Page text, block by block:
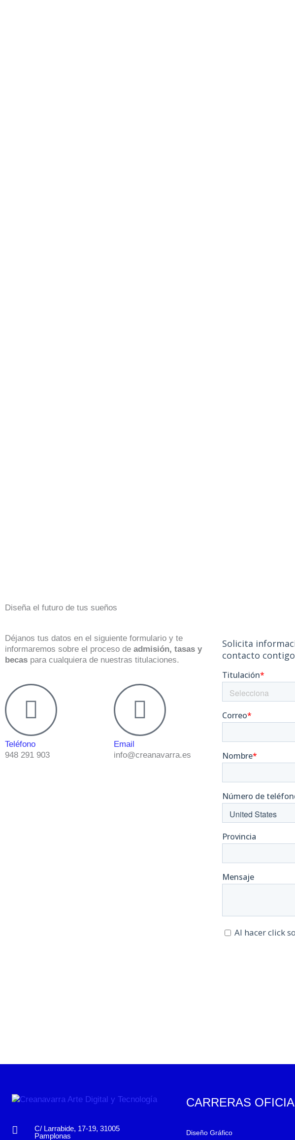
Diseña el futuro de tus sueños
Déjanos tus datos en el siguiente formulario y te
informaremos sobre el proceso de admisión, tasas y
becas para cualquiera de nuestras titulaciones.
Teléfono
948 291 903
Email
info@creanavarra.es
C/ Larrabide, 17-19, 31005
Pamplonas
CARRERAS
Diseño Gráfico